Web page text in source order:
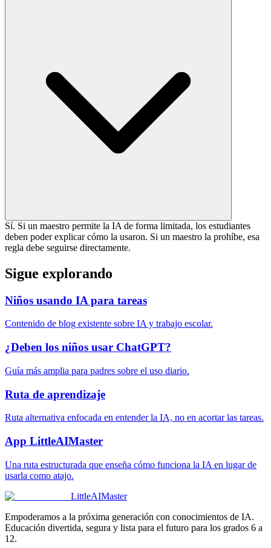
Sí. Si un maestro permite la IA de forma limitada, los estudiantes
deben poder explicar cómo la usaron. Si un maestro la prohíbe, esa
regla debe seguirse directamente.
Sigue explorando
Niños usando IA para tareas
Contenido de blog existente sobre IA y trabajo escolar.
¿Deben los niños usar ChatGPT?
Guía más amplia para padres sobre el uso diario.
Ruta de aprendizaje
Ruta alternativa enfocada en entender la IA, no en acortar las tareas.
App LittleAIMaster
Una ruta estructurada que enseña cómo funciona la IA en lugar de
usarla como atajo.
LittleAIMaster
Empoderamos a la próxima generación con conocimientos de IA.
Educación divertida, segura y lista para el futuro para los grados 6 a
12.